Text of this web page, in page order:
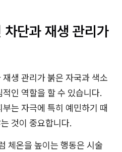
단과 재생 관리가
생 관리가 붉은 자국과 색소
인 역할을 할 수 있습니다.
는 자극에 특히 예민하기 때
것이 중요합니다.
체온을 높이는 행동은 시술